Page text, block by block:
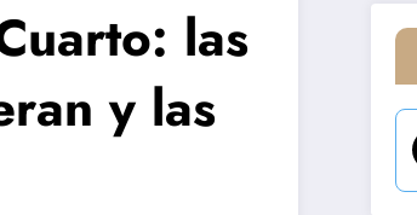
las
y las